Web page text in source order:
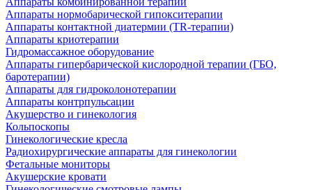
Аппараты нормобарической гипокситерапии
Аппараты контактной диатермии (TR-терапии)
Аппараты криотерапии
Гидромассажное оборудование
Аппараты гипербарической кислородной терапии (ГБО,
баротерапии)
Аппараты для гидроколонотерапии
Аппараты контрпульсации
Акушерство и гинекология
Кольпоскопы
Гинекологические кресла
Радиохирургические аппараты для гинекологии
Фетальные мониторы
Акушерские кровати